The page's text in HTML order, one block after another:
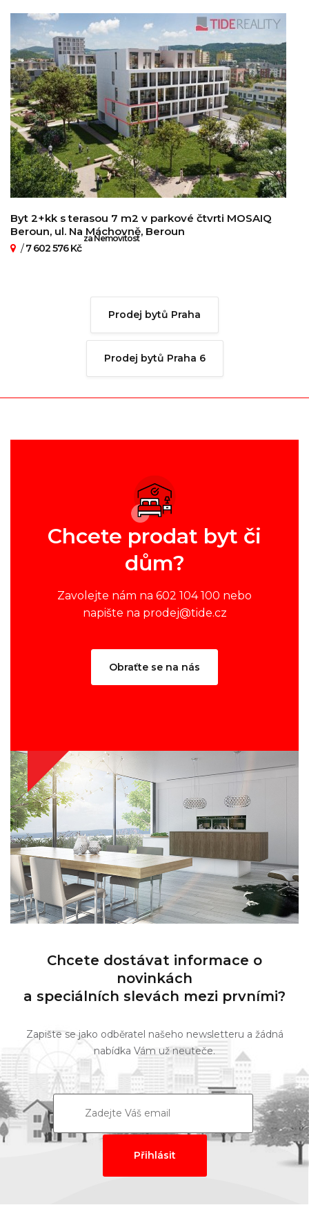
Byt 2+kk s terasou 7 m2 v parkové čtvrti MOSAIQ
Beroun, ul. Na Máchovně, Beroun
/7 602 576 Kč
za Nemovitost
Prodej bytů Praha
Prodej bytů Praha 6
Chcete prodat byt či
dům?
Zavolejte nám na 602 104 100 nebo
napište na prodej@tide.cz
Obraťte se na nás
Chcete dostávat informace o
novinkách
a speciálních slevách mezi prvními?
Zapište se jako odběratel našeho newsletteru a žádná
nabídka Vám už neuteče.